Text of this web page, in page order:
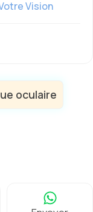
Vision
oculaire